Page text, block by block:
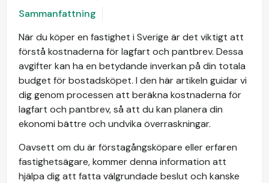
Sammanfattning
När du köper en fastighet i Sverige är det viktigt att
förstå kostnaderna för lagfart och pantbrev. Dessa
avgifter kan ha en betydande inverkan på din totala
budget för bostadsköpet. I den här artikeln guidar vi
dig genom processen att beräkna kostnaderna för
lagfart och pantbrev, så att du kan planera din
ekonomi bättre och undvika överraskningar.
Oavsett om du är förstagångsköpare eller erfaren
fastighetsägare, kommer denna information att
hjälpa dig att fatta välgrundade beslut och kanske